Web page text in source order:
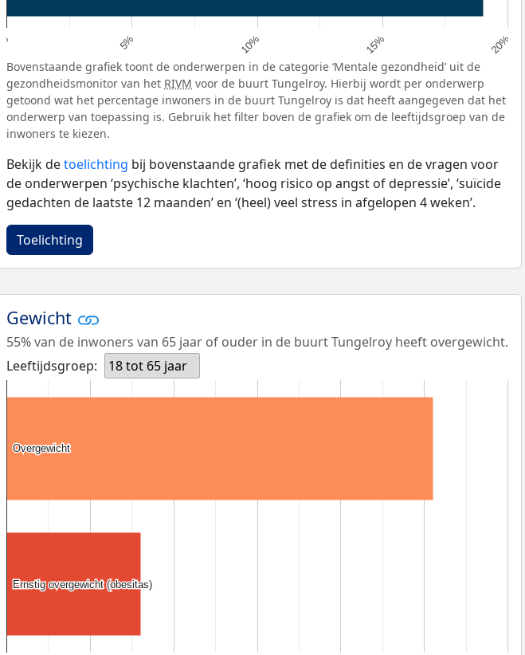
0% 5% 10% 15% 20%
Bovenstaande grafiek toont de onderwerpen in de categorie ‘Mentale gezondheid’ uit de
gezondheidsmonitor van het RIVM voor de buurt Tungelroy. Hierbij wordt per onderwerp
getoond wat het percentage inwoners in de buurt Tungelroy is dat heeft aangegeven dat het
onderwerp van toepassing is. Gebruik het filter boven de grafiek om de leeftijdsgroep van de
inwoners te kiezen.
Bekijk detoelichting bij bovenstaande grafiek met de definities en de vragen voor
de onderwerpen ‘psychische klachten’, ‘hoog risico op angst of depressie’, ‘suïcide
gedachten de laatste 12 maanden’ en ‘(heel) veel stress in afgelopen 4 weken’.
Toelichting
Gewicht
55% van de inwoners van 65 jaar of ouder in de buurt Tungelroy heeft overgewicht.
Leeftijdsgroep:
18 tot 65 jaar
Overgewicht
Overgewicht
Ernstig overgewicht (obesitas)
Ernstig overgewicht (obesitas)